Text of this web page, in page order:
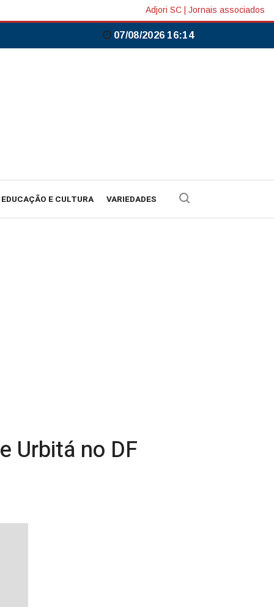
Adjori SC Jornais associados
07/08/2026 16:14
EDUCAÇÃO E CULTURA VARIEDADES
Urbitá no DF